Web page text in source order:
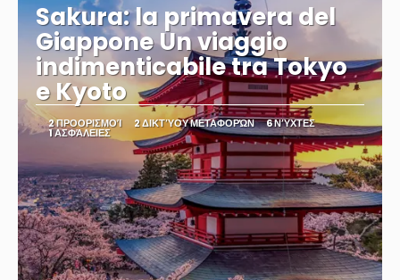
Sakura: la primavera del
Giappone Un viaggio
indimenticabile tra Tokyo
e Kyoto
2 ΠΡΟΟΡΙΣΜΟΊ 2 ΔΙΚΤΎΟΥ ΜΕΤΑΦΟΡΏΝ 6 ΝΎΧΤΕΣ
1 ΑΣΦΆΛΕΙΕΣ